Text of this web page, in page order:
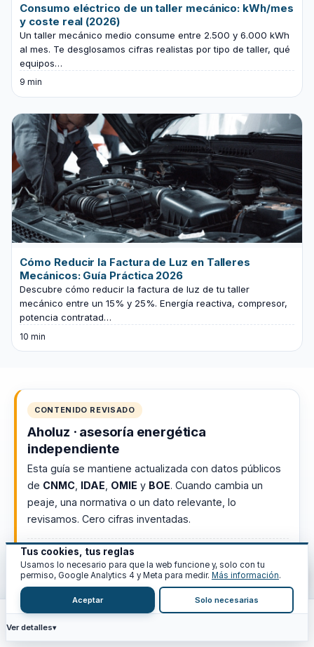
Consumo eléctrico de un taller mecánico: kWh/mes
y coste real (2026)
Un taller mecánico medio consume entre 2.500 y 6.000 kWh
al mes. Te desglosamos cifras realistas por tipo de taller, qué
equipos…
9 min
Cómo Reducir la Factura de Luz en Talleres
Mecánicos: Guía Práctica 2026
Descubre cómo reducir la factura de luz de tu taller
mecánico entre un 15% y 25%. Energía reactiva, compresor,
potencia contratad…
10 min
CONTENIDO REVISADO
Aholuz · asesoría energética
independiente
Esta guía se mantiene actualizada con datos públicos
de CNMC IDAE OMIE y BOE. Cuando cambia un
peaje, una normativa o un dato relevante, lo
revisamos. Cero cifras inventadas.
Actualizado · julio 2026
Ver fuentes oficiales →
Inicio
Tus cookies, tus reglas
Usamos lo necesario para que la web funcione y, solo con tu
permiso, Google Analytics 4 y Meta para medir. Más información.
Aceptar Solo necesarias
Ver detalles